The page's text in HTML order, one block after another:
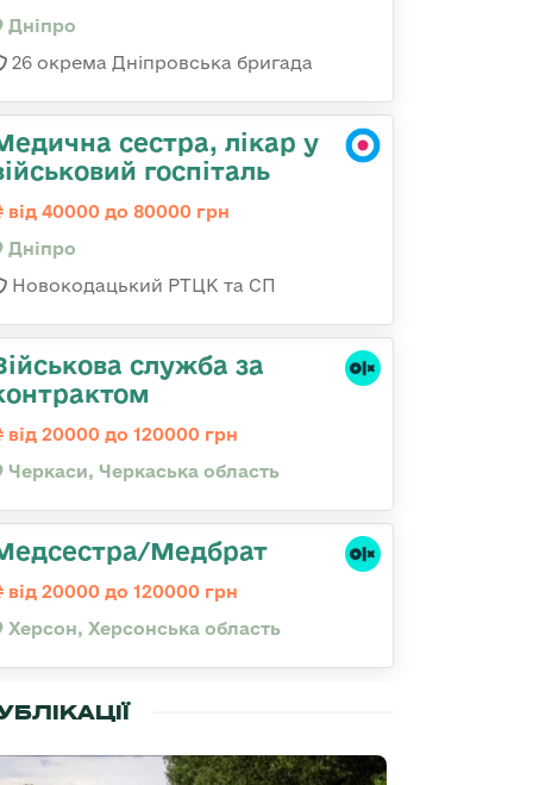
Дніпро
26 окрема Дніпровська бригада
сестра, лікар у
госпіталь
від 40000 до 80000 грн
Дніпро
Новокодацький РТЦК та СП
служба за
від 20000 до 120000 грн
Черкаси, Черкаська область
Медбрат
від 20000 до 120000 грн
Херсон, Херсонська область